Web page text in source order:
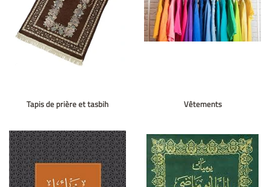
Tapis de prière et tasbih Vêtements